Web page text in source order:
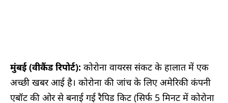
मुंबई (वीकैंड रिपोर्ट): कोरोना वायरस संकट के हालात में एक
अच्छी खबर आई है। कोरोना की जांच के लिए अमेरिकी कंपनी
एबॉट की ओर से बनाई गई रैपिड किट (सिर्फ 5 मिनट में कोरोना